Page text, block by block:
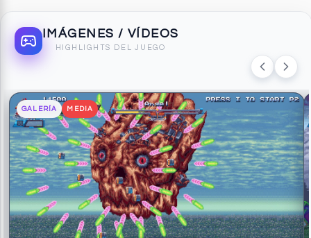
IMÁGENES / VÍDEOS
HIGHLIGHTS DEL JUEGO
GALERÍA MEDIA